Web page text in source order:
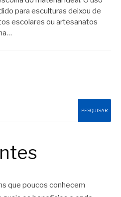
para esculturas deixou de
escolares ou artesanatos
PESQUISAR
que poucos conhecem